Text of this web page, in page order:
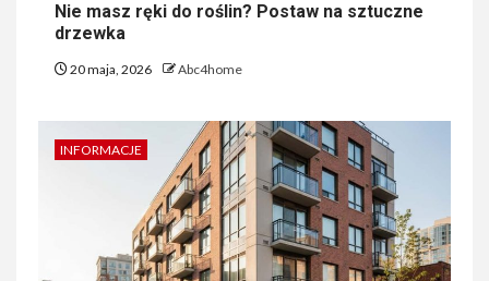
Nie masz ręki do roślin? Postaw na sztuczne
drzewka
20 maja, 2026 Abc4home
INFORMACJE